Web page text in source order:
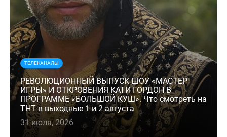
ТЕЛЕКАНАЛЫ
РЕВОЛЮЦИОННЫЙ ВЫПУСК ШОУ «МАСТЕР
ИГРЫ» И ОТКРОВЕНИЯ КАТИ ГОРДОН В
ПРОГРАММЕ «БОЛЬШОЙ КУШ». Что смотреть на
ТНТ в выходные 1 и 2 августа
31 июля, 2026